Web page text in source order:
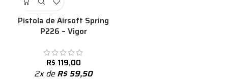
Pistola de Airsoft Spring
P226 – Vigor
R$ 119,00
2x deR$59,50